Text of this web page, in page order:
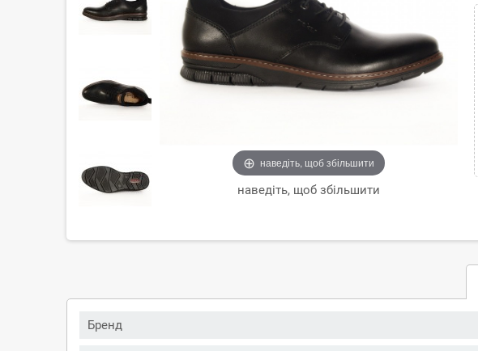
наведіть, щоб збільшити
наведіть, щоб збільшити
Бренд